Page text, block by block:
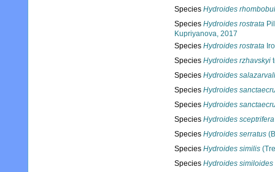
Species Hydroides
Species Hydroides rostrata
Kupriyanova, 2017
Species Hydroides rostrata
Species Hydroides rzhavskyi
Species Hydroides
Species Hydroides
Species Hydroides
Species Hydroides sceptrifera
Species Hydroides serratus
Species Hydroides similis
Species Hydroides similoides